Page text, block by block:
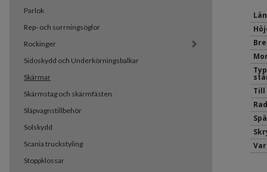
Parlok
Rep- och surrningsöglor
Rockinger
Sidoskydd och Underkörningsbalkar
Skärmar
Skärmstag och skärmfästen
Släpvagnstillbehör
Solskydd
Scania truckstyling
Stoppklossar